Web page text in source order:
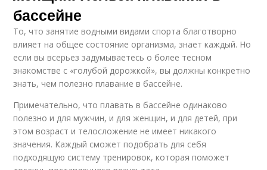
бассейне
То, что занятие водными видами спорта благотворно
влияет на общее состояние организма, знает каждый. Но
если вы всерьез задумываетесь о более тесном
знакомстве с «голубой дорожкой», вы должны конкретно
знать, чем полезно плавание в бассейне.
Примечательно, что плавать в бассейне одинаково
полезно и для мужчин, и для женщин, и для детей, при
этом возраст и телосложение не имеет никакого
значения. Каждый сможет подобрать для себя
подходящую систему тренировок, которая поможет